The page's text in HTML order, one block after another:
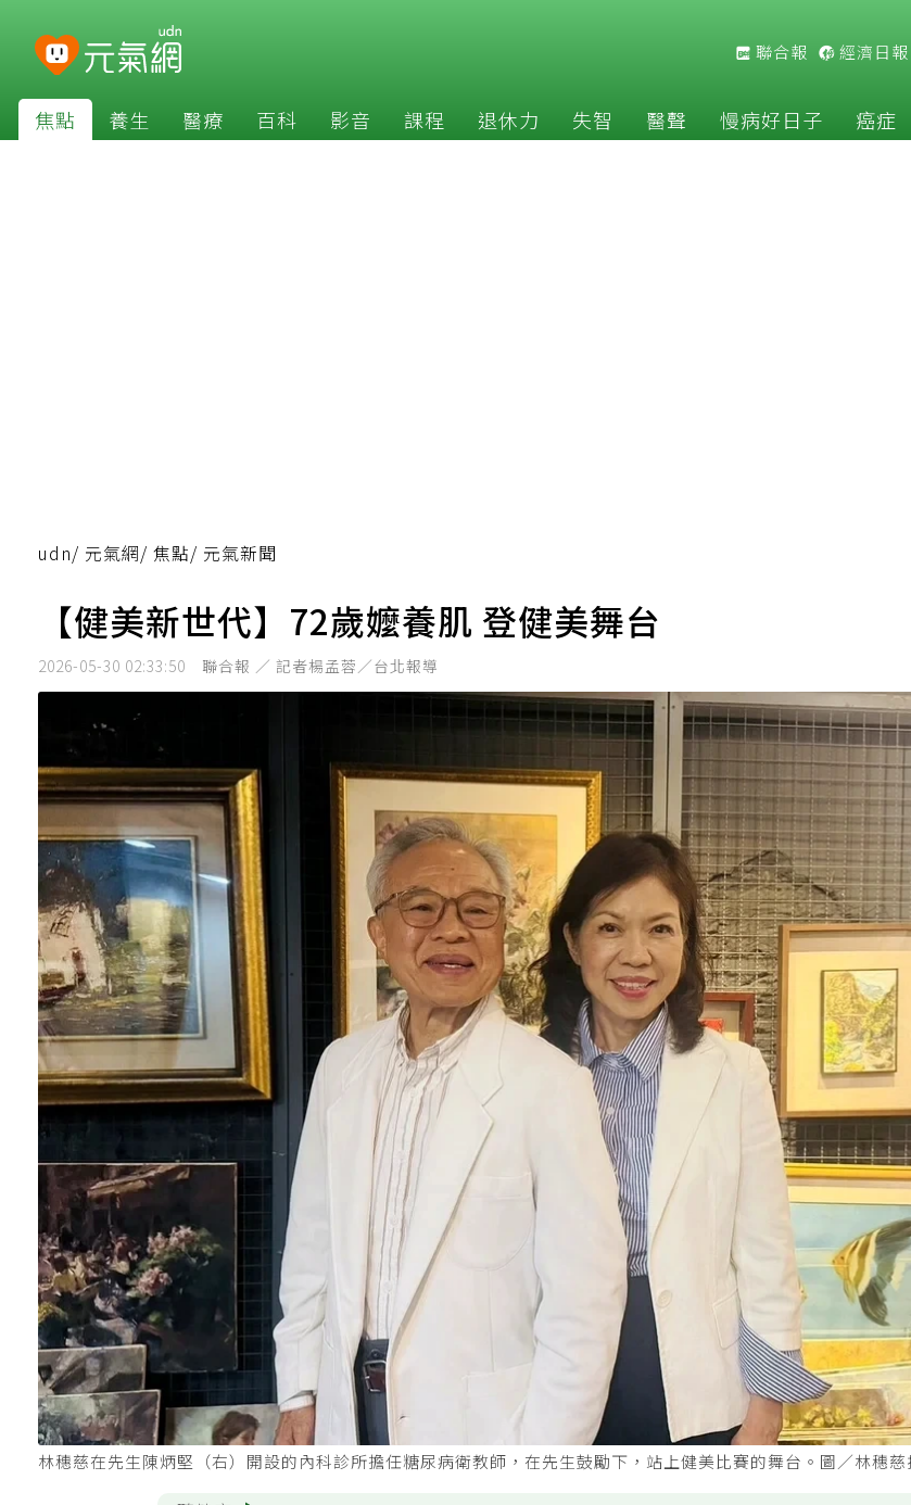
聯合報 經濟日報
焦點 養生 醫療 百科 影音 課程 退休力 失智 醫聲 慢病好日子 癌症
udn/ 元氣網/ 焦點/ 元氣新聞
【健美新世代】72歲嬤養肌 登健美舞台
2026-05-30 02:33:50 聯合報 ／ 記者楊孟蓉／台北報導
林穗慈在先生陳炳堅（右）開設的內科診所擔任糖尿病衛教師，在先生鼓勵下，站上健美比賽的舞台。圖／林穗慈